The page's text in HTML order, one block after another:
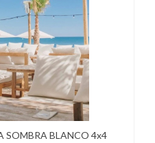
SOMBRA BLANCO 4x4